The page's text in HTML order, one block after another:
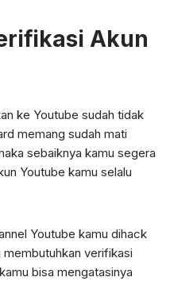
Akun
ke Youtube sudah tidak
memang sudah mati
sebaiknya kamu segera
Youtube kamu selalu
Youtube kamu dihack
membutuhkan verifikasi
bisa mengatasinya